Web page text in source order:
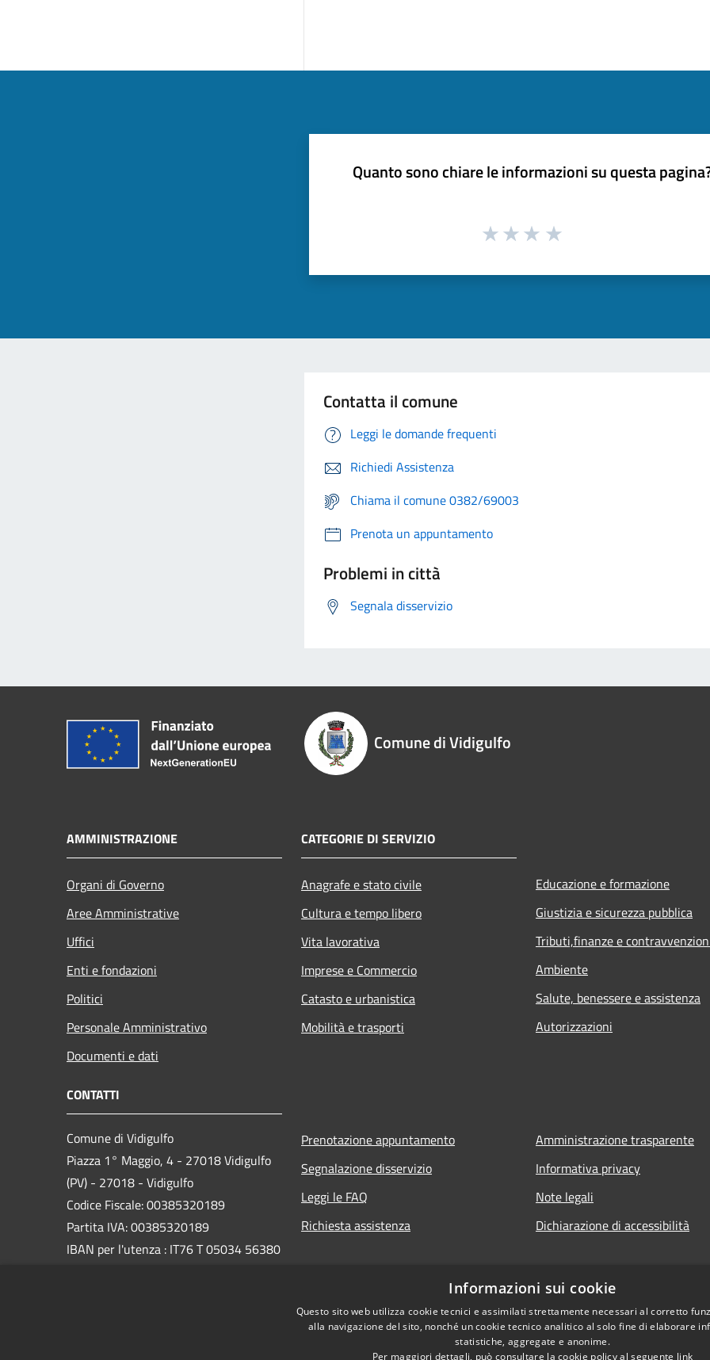
Quanto sono chiare le informazioni su questa
Contatta il comune
Leggi le domande frequenti
Richiedi Assistenza
Chiama il comune 0382/69003
Prenota un appuntamento
Problemi in città
Segnala disservizio
Comune di Vidigulfo
AMMINISTRAZIONE
Organi di Governo
Aree Amministrative
Uffici
Enti e fondazioni
Politici
Personale Amministrativo
Documenti e dati
CATEGORIE DI SERVIZIO
Anagrafe e stato civile
Cultura e tempo libero
Vita lavorativa
Imprese e Commercio
Catasto e urbanistica
Mobilità e trasporti
Educazione e formazione
Giustizia e sicurezza pubblica
Tributi,finanze e
Ambiente
Salute, benessere e assistenza
Autorizzazioni
CONTATTI
Comune di Vidigulfo
Piazza 1° Maggio, 4 - 27018 Vidigulfo
(PV) - 27018 - Vidigulfo
Codice Fiscale: 00385320189
Partita IVA: 00385320189
IBAN per l'utenza : IT76 T 05034 56380
Prenotazione appuntamento
Segnalazione disservizio
Leggi le FAQ
Richiesta assistenza
Amministrazione trasparente
Informativa privacy
Note legali
Dichiarazione di accessibilità
Informazioni sui cookie
Questo sito web utilizza cookie tecnici e assimilati strettamente necessari al corretto
alla navigazione del sito, nonché un cookie tecnico analitico al solo fine di elaborare
statistiche, aggregate e anonime.
Per maggiori dettagli, può consultare la cookie policy al seguente link